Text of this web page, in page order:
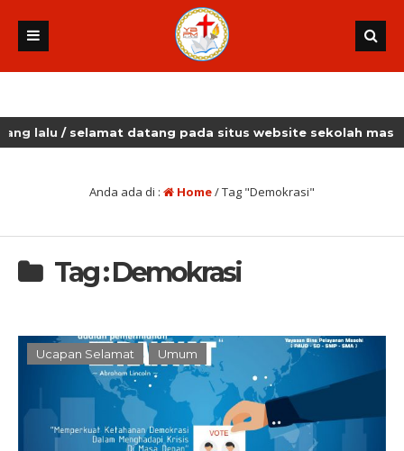
/ selamat datang pada situs website sekolah masehi
Anda ada di : Home/Tag "Demokrasi"
Tag : Demokrasi
Ucapan Selamat Umum